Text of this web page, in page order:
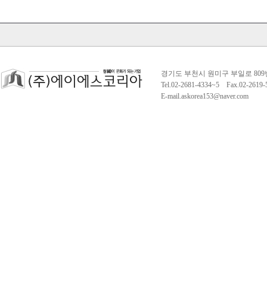
경기도 부천시 원미구 부일로
Tel.02-2681-4334~5 Fax.02-
E-mail.askorea153@naver.com